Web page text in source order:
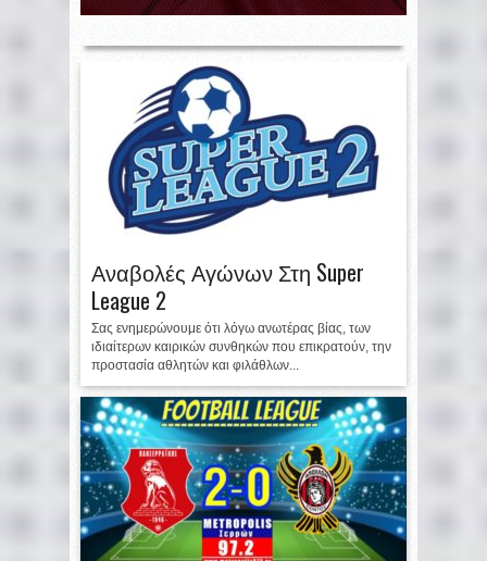
Αναβολές Αγώνων Στη Super
League 2
Σας ενημερώνουμε ότι λόγω ανωτέρας βίας, των
ιδιαίτερων καιρικών συνθηκών που επικρατούν, την
προστασία αθλητών και φιλάθλων...